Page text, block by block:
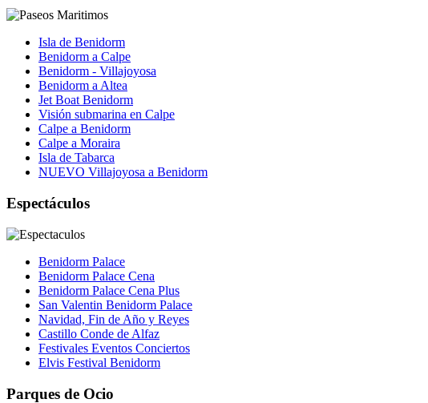
Isla de Benidorm
Benidorm a Calpe
Benidorm - Villajoyosa
Benidorm a Altea
Jet Boat Benidorm
Visión submarina en Calpe
Calpe a Benidorm
Calpe a Moraira
Isla de Tabarca
NUEVO Villajoyosa a Benidorm
Espectáculos
Benidorm Palace
Benidorm Palace Cena
Benidorm Palace Cena Plus
San Valentin Benidorm Palace
Navidad, Fin de Año y Reyes
Castillo Conde de Alfaz
Festivales Eventos Conciertos
Elvis Festival Benidorm
Parques de Ocio